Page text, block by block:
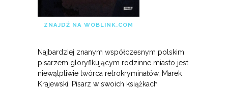
ZNAJDŹ NA WOBLINK.COM
Najbardziej znanym współczesnym polskim
pisarzem gloryfikującym rodzinne miasto jest
niewątpliwie twórca retrokryminałów, Marek
Krajewski. Pisarz w swoich książkach